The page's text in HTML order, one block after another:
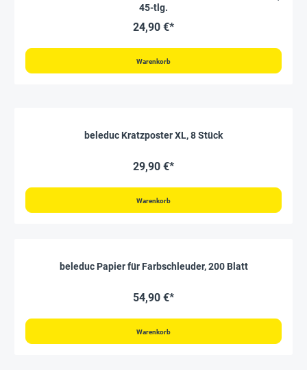
45-tlg.
24,90 €*
Warenkorb
beleduc Kratzposter XL, 8 Stück
29,90 €*
Warenkorb
beleduc Papier für Farbschleuder, 200 Blatt
54,90 €*
Warenkorb